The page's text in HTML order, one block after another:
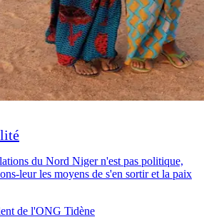
du Nord Niger n'est pas politique,
leur les moyens de s'en sortir et la paix
de l'ONG Tidène